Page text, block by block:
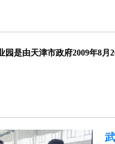
园是由天津市政府2009年8